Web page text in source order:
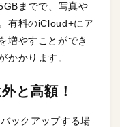
までで、写真や
有料のiCloud+にア
増やすことができ
かかります。
と高額！
ックアップする場